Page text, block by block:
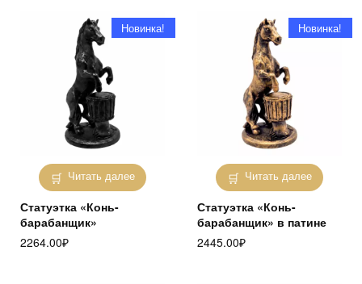
Читать далее
Новинка!
Статуэтка «Конь-
барабанщик»
2264.00₽
Читать далее
Новинка!
Статуэтка «Конь-
барабанщик» в патине
2445.00₽